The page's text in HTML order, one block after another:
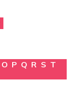
O P Q R S T